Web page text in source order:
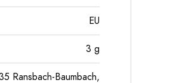
EU
3 g
Ransbach-Baumbach,